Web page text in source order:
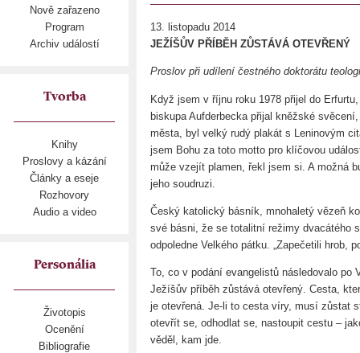
Nově zařazeno
Program
Archiv událostí
Tvorba
Knihy
Proslovy a kázání
Články a eseje
Rozhovory
Audio a video
Personália
Životopis
Ocenění
Bibliografie
13. listopadu 2014
JEŽÍŠŮV PŘÍBĚH ZŮSTÁVÁ OTEVŘENÝ
Proslov při udílení čestného doktorátu
Když jsem v říjnu roku 1978 přijel do
biskupa Aufderbecka přijal kněžské
města, byl velký rudý plakát s Leninovým
jsem Bohu za toto motto pro klíčovou
může vzejít plamen, řekl jsem si. A možná
jeho soudruzi.
Český katolický básník, mnohaletý vězeň
své básni, že se totalitní režimy dvacátého
odpoledne Velkého pátku. „Zapečetili hrob,
To, co v podání evangelistů následovalo
Ježíšův příběh zůstává otevřený. Cesta,
je otevřená. Je-li to cesta víry, musí zůstat
otevřít se, odhodlat se, nastoupit cestu –
věděl, kam jde.